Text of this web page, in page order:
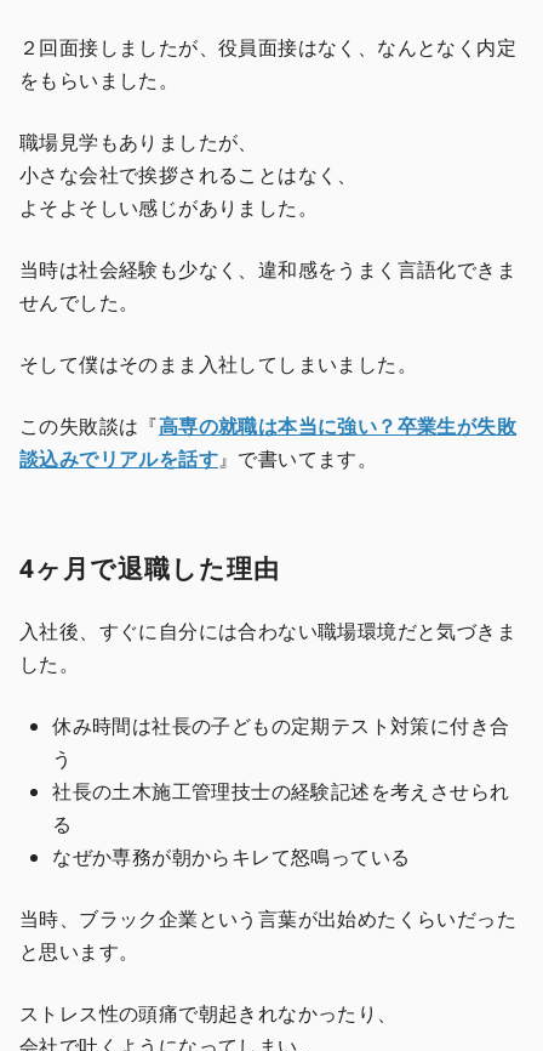
２回面接しましたが、役員面接はなく、なんとなく内定
をもらいました。
職場見学もありましたが、
小さな会社で挨拶されることはなく、
よそよそしい感じがありました。
当時は社会経験も少なく、違和感をうまく言語化できま
せんでした。
そして僕はそのまま入社してしまいました。
この失敗談は『高専の就職は本当に強い？卒業生が失敗
談込みでリアルを話す』で書いてます。
4ヶ月で退職した理由
入社後、すぐに自分には合わない職場環境だと気づきま
した。
休み時間は社長の子どもの定期テスト対策に付き合
う
社長の土木施工管理技士の経験記述を考えさせられ
る
なぜか専務が朝からキレて怒鳴っている
当時、ブラック企業という言葉が出始めたくらいだった
と思います。
ストレス性の頭痛で朝起きれなかったり、